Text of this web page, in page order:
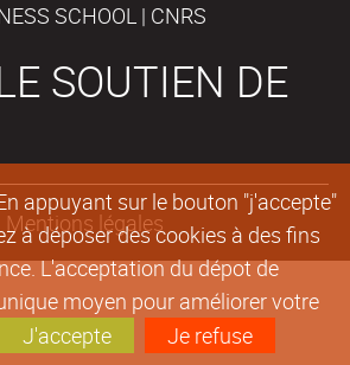
appuyant sur le bouton "j'accepte"
à déposer des cookies à des fins
L'acceptation du dépot de
moyen pour améliorer votre
J'accepte Je refuse
SCHOOL | CNRS
SOUTIEN DE
Mentions légales